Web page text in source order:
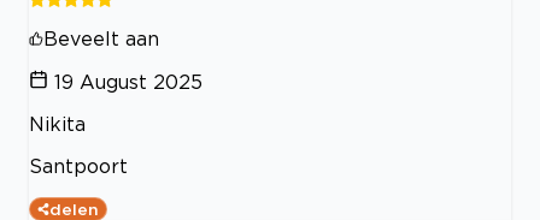
Beveelt aan
19 August 2025
Nikita
Santpoort
delen